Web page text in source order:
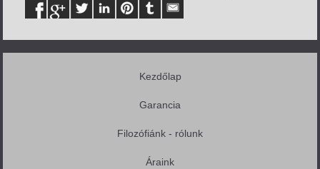
Kezdőlap
Garancia
Filozófiánk - rólunk
Áraink